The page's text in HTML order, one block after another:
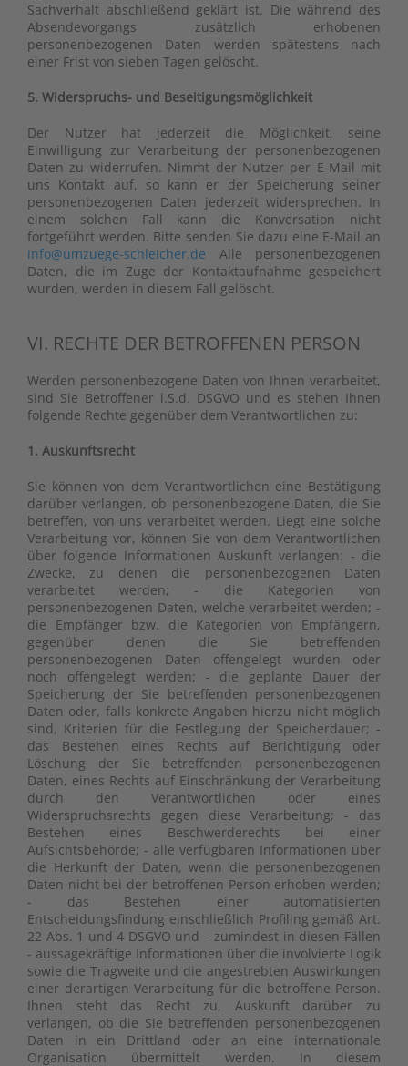
Sachverhalt abschließend geklärt ist. Die während des
Absendevorgangs zusätzlich erhobenen
personenbezogenen Daten werden spätestens nach
einer Frist von sieben Tagen gelöscht.
5. Widerspruchs- und Beseitigungsmöglichkeit
Der Nutzer hat jederzeit die Möglichkeit, seine
Einwilligung zur Verarbeitung der personenbezogenen
Daten zu widerrufen. Nimmt der Nutzer per E-Mail mit
uns Kontakt auf, so kann er der Speicherung seiner
personenbezogenen Daten jederzeit widersprechen. In
einem solchen Fall kann die Konversation nicht
fortgeführt werden. Bitte senden Sie dazu eine E-Mail an
info@umzuege-schleicher.de Alle personenbezogenen
Daten, die im Zuge der Kontaktaufnahme gespeichert
wurden, werden in diesem Fall gelöscht.
VI. RECHTE DER BETROFFENEN PERSON
Werden personenbezogene Daten von Ihnen verarbeitet,
sind Sie Betroffener i.S.d. DSGVO und es stehen Ihnen
folgende Rechte gegenüber dem Verantwortlichen zu:
1. Auskunftsrecht
Sie können von dem Verantwortlichen eine Bestätigung
darüber verlangen, ob personenbezogene Daten, die Sie
betreffen, von uns verarbeitet werden. Liegt eine solche
Verarbeitung vor, können Sie von dem Verantwortlichen
über folgende Informationen Auskunft verlangen: - die
Zwecke, zu denen die personenbezogenen Daten
verarbeitet werden; - die Kategorien von
personenbezogenen Daten, welche verarbeitet werden; -
die Empfänger bzw. die Kategorien von Empfängern,
gegenüber denen die Sie betreffenden
personenbezogenen Daten offengelegt wurden oder
noch offengelegt werden; - die geplante Dauer der
Speicherung der Sie betreffenden personenbezogenen
Daten oder, falls konkrete Angaben hierzu nicht möglich
sind, Kriterien für die Festlegung der Speicherdauer; -
das Bestehen eines Rechts auf Berichtigung oder
Löschung der Sie betreffenden personenbezogenen
Daten, eines Rechts auf Einschränkung der Verarbeitung
durch den Verantwortlichen oder eines
Widerspruchsrechts gegen diese Verarbeitung; - das
Bestehen eines Beschwerderechts bei einer
Aufsichtsbehörde; - alle verfügbaren Informationen über
die Herkunft der Daten, wenn die personenbezogenen
Daten nicht bei der betroffenen Person erhoben werden;
- das Bestehen einer automatisierten
Entscheidungsfindung einschließlich Profiling gemäß Art.
22 Abs. 1 und 4 DSGVO und – zumindest in diesen Fällen
- aussagekräftige Informationen über die involvierte Logik
sowie die Tragweite und die angestrebten Auswirkungen
einer derartigen Verarbeitung für die betroffene Person.
Ihnen steht das Recht zu, Auskunft darüber zu
verlangen, ob die Sie betreffenden personenbezogenen
Daten in ein Drittland oder an eine internationale
Organisation übermittelt werden. In diesem